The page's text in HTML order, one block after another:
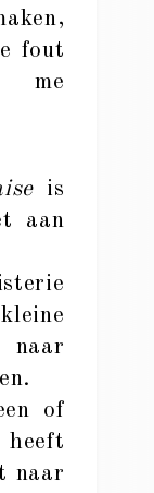
fout
me
is
aan
of
heeft
naar